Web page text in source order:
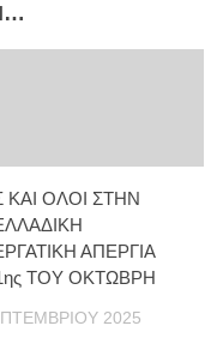
ΚΑΙ ΟΛΟΙ ΣΤΗΝ
ΑΠΕΡΓΙΑ
ΤΟΥ ΟΚΤΩΒΡΗ
2025